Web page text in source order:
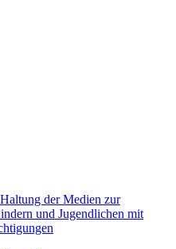
der Medien zur
und Jugendlichen mit